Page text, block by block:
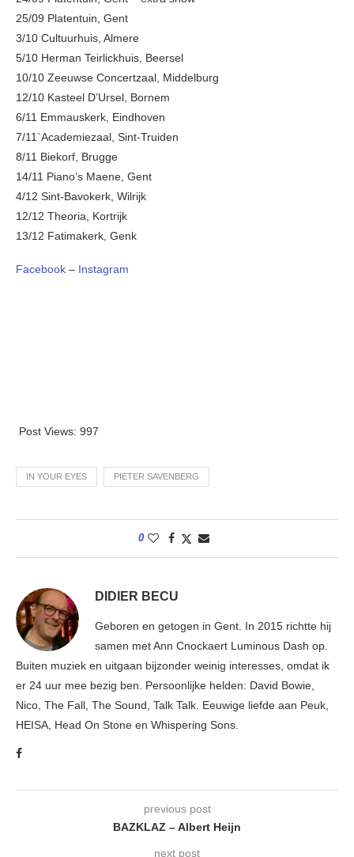
25/09 Platentuin, Gent
3/10 Cultuurhuis, Almere
5/10 Herman Teirlickhuis, Beersel
10/10 Zeeuwse Concertzaal, Middelburg
12/10 Kasteel D’Ursel, Bornem
6/11 Emmauskerk, Eindhoven
7/11`Academiezaal, Sint-Truiden
8/11 Biekorf, Brugge
14/11 Piano’s Maene, Gent
4/12 Sint-Bavokerk, Wilrijk
12/12 Theoria, Kortrijk
13/12 Fatimakerk, Genk
Facebook – Instagram
Post Views: 997
IN YOUR EYES PIETER SAVENBERG
0
DIDIER BECU
Geboren en getogen in Gent. In 2015 richtte hij
samen met Ann Cnockaert Luminous Dash op.
Buiten muziek en uitgaan bijzonder weinig interesses, omdat ik
er 24 uur mee bezig ben. Persoonlijke helden: David Bowie,
Nico, The Fall, The Sound, Talk Talk. Eeuwige liefde aan Peuk,
HEISA, Head On Stone en Whispering Sons.
previous post
BAZKLAZ – Albert Heijn
next post